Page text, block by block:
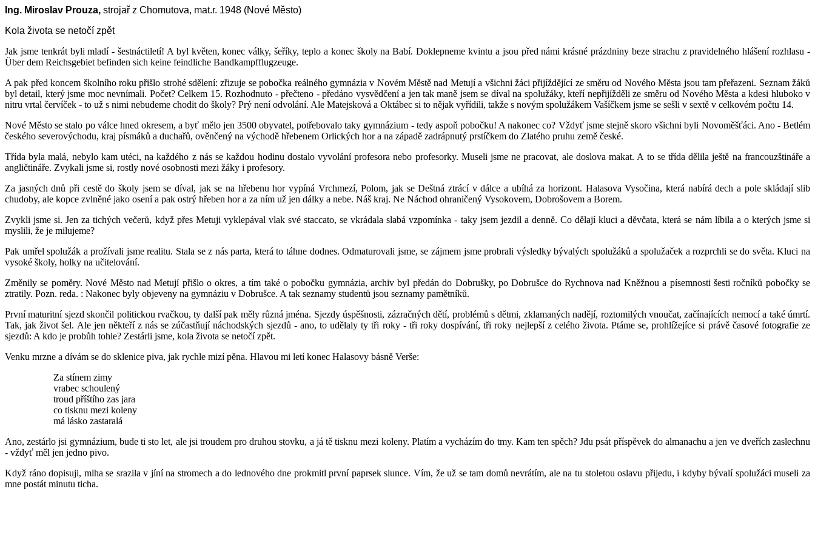
Ing. Miroslav Prouza, strojař z Chomutova, mat.r. 1948 (Nové Město)
Kola života se netočí zpět
Jak jsme tenkrát byli mladí - šestnáctiletí! A byl květen, konec války, šeříky, teplo a konec školy na Babí. Doklepneme kvintu a jsou před námi krásné prázdniny beze strachu z pravidelného hlášení rozhlasu -
Über dem Reichsgebiet befinden sich keine feindliche Bandkampfflugzeuge.
A pak před koncem školního roku přišlo strohé sdělení: zřizuje se pobočka reálného gymnázia v Novém Městě nad Metují a všichni žáci přijíždějící ze směru od Nového Města jsou tam přeřazeni. Seznam žáků
byl detail, který jsme moc nevnímali. Počet? Celkem 15. Rozhodnuto - přečteno - předáno vysvědčení a jen tak maně jsem se díval na spolužáky, kteří nepřijížděli ze směru od Nového Města a kdesi hluboko v
nitru vrtal červíček - to už s nimi nebudeme chodit do školy? Prý není odvolání. Ale Matejsková a Oktábec si to nějak vyřídili, takže s novým spolužákem Vašíčkem jsme se sešli v sextě v celkovém počtu 14.
Nové Město se stalo po válce hned okresem, a byť mělo jen 3500 obyvatel, potřebovalo taky gymnázium - tedy aspoň pobočku! A nakonec co? Vždyť jsme stejně skoro všichni byli Novoměšťáci. Ano - Betlém
českého severovýchodu, kraj písmáků a duchařů, ověnčený na východě hřebenem Orlických hor a na západě zadrápnutý prstíčkem do Zlatého pruhu země české.
Třída byla malá, nebylo kam utéci, na každého z nás se každou hodinu dostalo vyvolání profesora nebo profesorky. Museli jsme ne pracovat, ale doslova makat. A to se třída dělila ještě na francouzštináře a
angličtináře. Zvykali jsme si, rostly nové osobnosti mezi žáky i profesory.
Za jasných dnů při cestě do školy jsem se díval, jak se na hřebenu hor vypíná Vrchmezí, Polom, jak se Deštná ztrácí v dálce a ubíhá za horizont. Halasova Vysočina, která nabírá dech a pole skládají slib
chudoby, ale kopce zvlněné jako osení a pak ostrý hřeben hor a za ním už jen dálky a nebe. Náš kraj. Ne Náchod ohraničený Vysokovem, Dobrošovem a Borem.
Zvykli jsme si. Jen za tichých večerů, když přes Metuji vyklepával vlak své staccato, se vkrádala slabá vzpomínka - taky jsem jezdil a denně. Co dělají kluci a děvčata, která se nám líbila a o kterých jsme si
myslili, že je milujeme?
Pak umřel spolužák a prožívali jsme realitu. Stala se z nás parta, která to táhne dodnes. Odmaturovali jsme, se zájmem jsme probrali výsledky bývalých spolužáků a spolužaček a rozprchli se do světa. Kluci na
vysoké školy, holky na učitelování.
Změnily se poměry. Nové Město nad Metují přišlo o okres, a tím také o pobočku gymnázia, archiv byl předán do Dobrušky, po Dobrušce do Rychnova nad Kněžnou a písemnosti šesti ročníků pobočky se
ztratily. Pozn. reda. : Nakonec byly objeveny na gymnáziu v Dobrušce. A tak seznamy studentů jsou seznamy pamětníků.
První maturitní sjezd skončil politickou rvačkou, ty další pak měly různá jména. Sjezdy úspěšnosti, zázračných dětí, problémů s dětmi, zklamaných nadějí, roztomilých vnoučat, začínajících nemocí a také úmrtí.
Tak, jak život šel. Ale jen někteří z nás se zúčastňují náchodských sjezdů - ano, to udělaly ty tři roky - tři roky dospívání, tři roky nejlepší z celého života. Ptáme se, prohlížejíce si právě časové fotografie ze
sjezdů: A kdo je probůh tohle? Zestárli jsme, kola života se netočí zpět.
Venku mrzne a dívám se do sklenice piva, jak rychle mizí pěna. Hlavou mi letí konec Halasovy básně Verše:
Za stínem zimy
vrabec schoulený
troud příštího zas jara
co tisknu mezi koleny
má lásko zastaralá
Ano, zestárlo jsi gymnázium, bude ti sto let, ale jsi troudem pro druhou stovku, a já tě tisknu mezi koleny. Platím a vycházím do tmy. Kam ten spěch? Jdu psát příspěvek do almanachu a jen ve dveřích zaslechnu
- vždyť měl jen jedno pivo.
Když ráno dopisuji, mlha se srazila v jíní na stromech a do lednového dne prokmitl první paprsek slunce. Vím, že už se tam domů nevrátím, ale na tu stoletou oslavu přijedu, i kdyby bývalí spolužáci museli za
mne postát minutu ticha.